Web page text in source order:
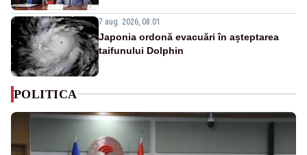
7 aug. 2026, 08:01
Japonia ordonă evacuări în așteptarea
taifunului Dolphin
POLITICA